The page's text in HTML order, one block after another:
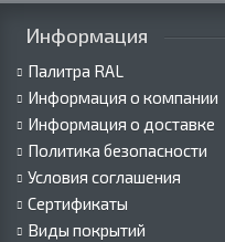
Информация
Палитра RAL
Информация о компании
Информация о доставке
Политика безопасности
Условия соглашения
Сертификаты
Виды покрытий